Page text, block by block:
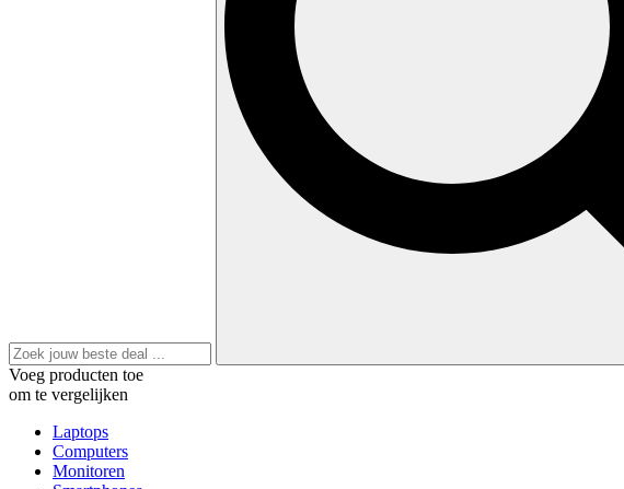
Voeg producten toe
om te vergelijken
Laptops
Computers
Monitoren